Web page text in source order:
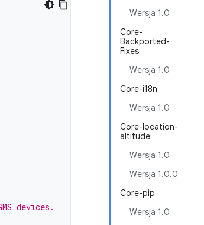
Wersja 1.0
Core-
Backported-
Fixes
Wersja 1.0
Core-i18n
Wersja 1.0
Core-location-
altitude
Wersja 1.0
Wersja 1.0.0
Core-pip
Wersja 1.0
devices.